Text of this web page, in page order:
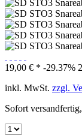
19,00 € * -29.37%
inkl. MwSt. zzgl.
Sofort